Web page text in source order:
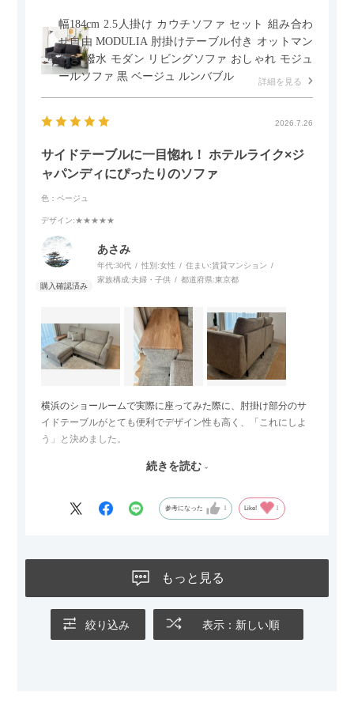
幅184cm 2.5人掛け カウチソファ セット 組み合わ
せ自由 MODULIA 肘掛けテーブル付き オットマン
付き 撥水 モダン リビングソファ おしゃれ モジュ
ールソファ 黒 ベージュ ルンバブル
詳細を見る
2026.7.26
サイドテーブルに一目惚れ！ ホテルライク×ジ
ャパンディにぴったりのソファ
色：ベージュ
デザイン:★★★★★
あさみ
年代:30代 性別:女性 住まい:賃貸マンション
家族構成:夫婦・子供 都道府県:東京都
横浜のショールームで実際に座ってみた際に、肘掛け部分のサ
イドテーブルがとても便利でデザイン性も高く、「これにしよ
う」と決めました。
サイズは2.5人掛けですが、幅184cmとコンパクトなので圧迫感
グとのバランスもぴったりで、リビング全体がすっきり見えま
ないのもお気に入りのポイントです。さらに、わが家はソファ
の後ろ側を通ることも多い間取りなので、背面まできれいに仕
ても美しく、空間の印象を損ないません。
続きを読む
参考になった Like!
もっと見る
絞り込み 表示：新しい順